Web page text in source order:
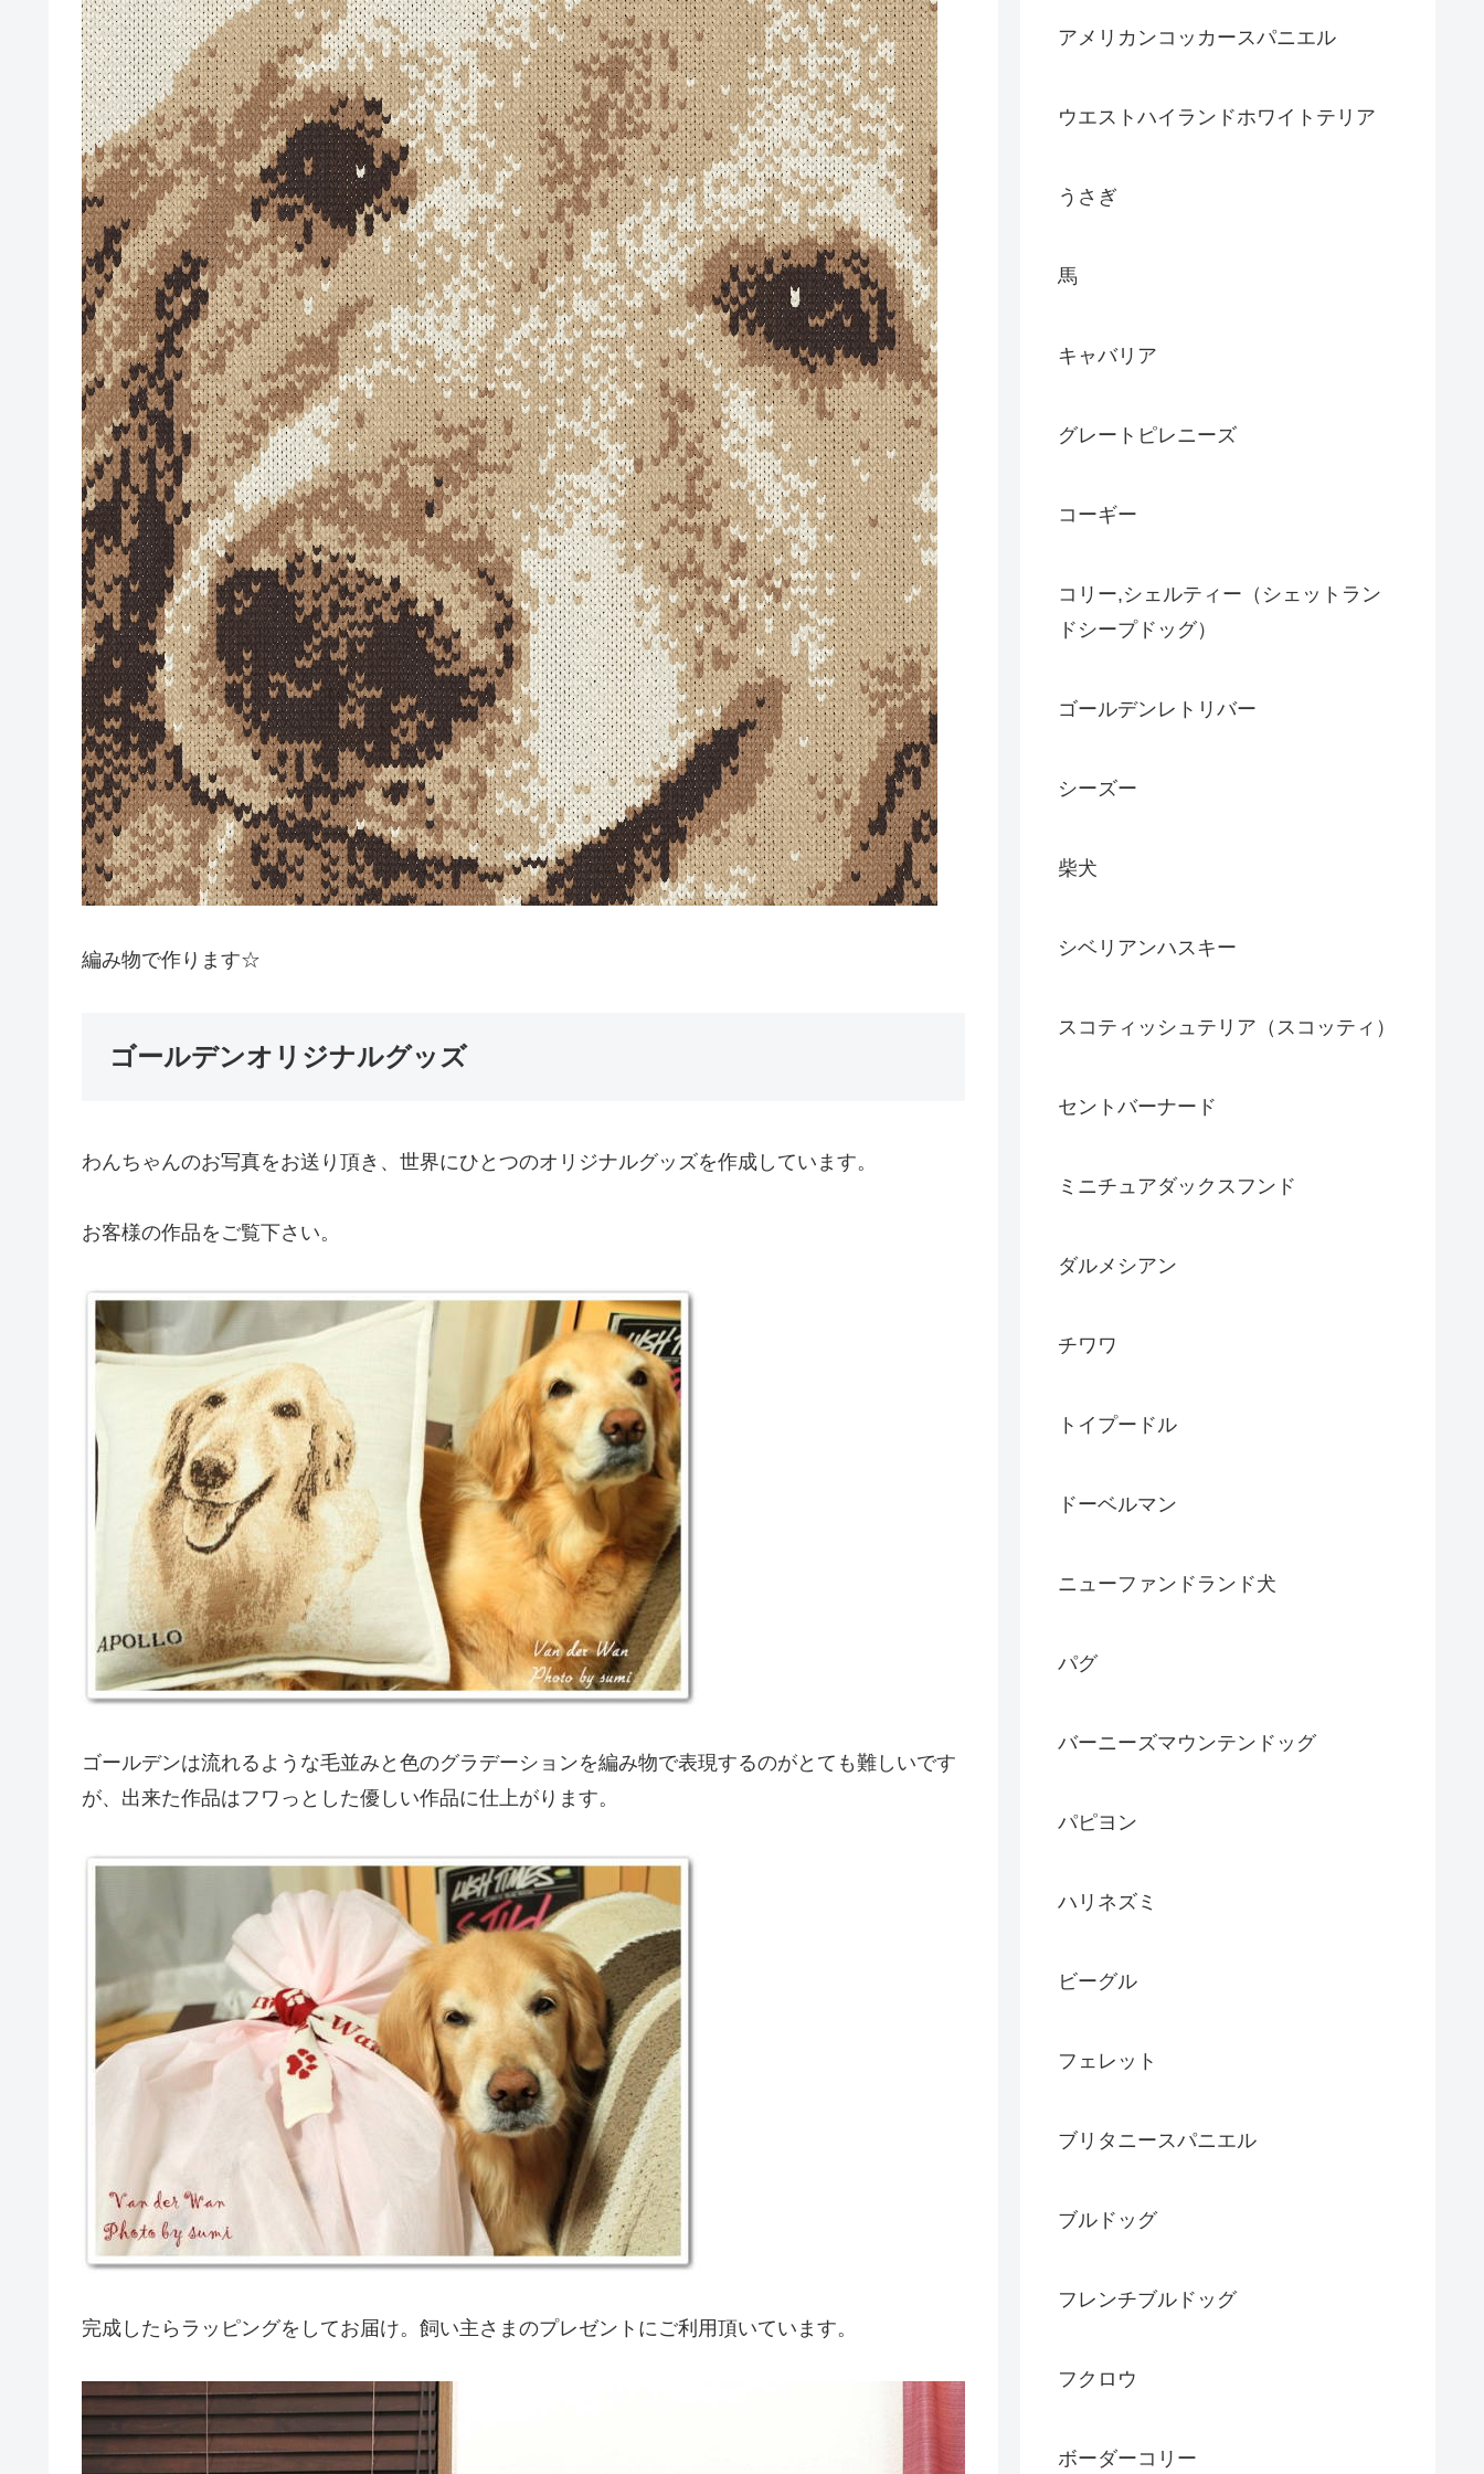
編み物で作ります☆
ゴールデンオリジナルグッズ
わんちゃんのお写真をお送り頂き、世界にひとつのオリジナルグッズを作成しています。
お客様の作品をご覧下さい。
ゴールデンは流れるような毛並みと色のグラデーションを編み物で表現するのがとても難しいです
が、出来た作品はフワっとした優しい作品に仕上がります。
完成したらラッピングをしてお届け。飼い主さまのプレゼントにご利用頂いています。
アメリカンコッカースパニエル
ウエストハイランドホワイトテリア
うさぎ
馬
キャバリア
グレートピレニーズ
コーギー
コリー,シェルティー（シェットラン
ドシープドッグ）
ゴールデンレトリバー
シーズー
柴犬
シベリアンハスキー
スコティッシュテリア（スコッティ）
セントバーナード
ミニチュアダックスフンド
ダルメシアン
チワワ
トイプードル
ドーベルマン
ニューファンドランド犬
パグ
バーニーズマウンテンドッグ
パピヨン
ハリネズミ
ビーグル
フェレット
ブリタニースパニエル
ブルドッグ
フレンチブルドッグ
フクロウ
ボーダーコリー